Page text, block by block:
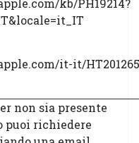
kb/PH19214?
it-it/HT201265
non sia presente
puoi richiedere